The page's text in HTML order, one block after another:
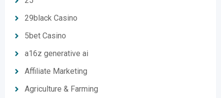
29black Casino
5bet Casino
a16z generative ai
Affiliate Marketing
Agriculture & Farming